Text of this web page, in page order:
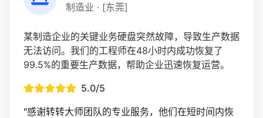
制造业 · [东莞]
某制造企业的关键业务硬盘突然故障，导致生产数据
无法访问。我们的工程师在48小时内成功恢复了
99.5%的重要生产数据，帮助企业迅速恢复运营。
5.0/5
"感谢转转大师团队的专业服务，他们在短时间内恢